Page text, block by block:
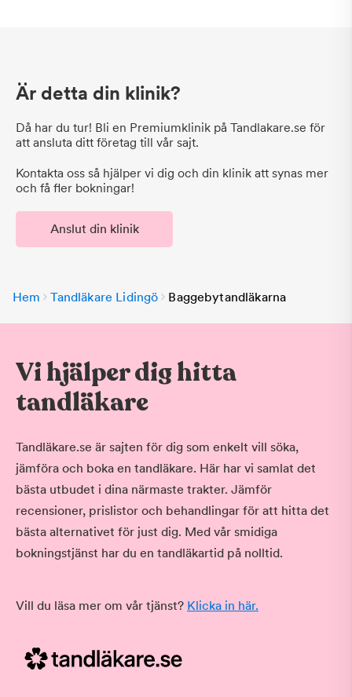
Är detta din klinik?
Då har du tur! Bli en Premiumklinik på Tandlakare.se för
att ansluta ditt företag till vår sajt.
Kontakta oss så hjälper vi dig och din klinik att synas mer
och få fler bokningar!
Anslut din klinik
Hem Tandläkare Lidingö Baggebytandläkarna
Vi hjälper dig hitta
tandläkare
Tandläkare.se är sajten för dig som enkelt vill söka,
jämföra och boka en tandläkare. Här har vi samlat det
bästa utbudet i dina närmaste trakter. Jämför
recensioner, prislistor och behandlingar för att hitta det
bästa alternativet för just dig. Med vår smidiga
bokningstjänst har du en tandläkartid på nolltid.
Vill du läsa mer om vår tjänst? Klicka in här.